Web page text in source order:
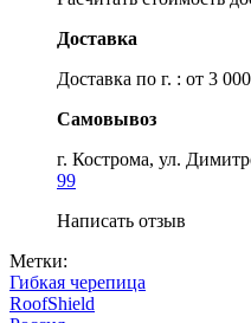
Доставка
Доставка по г. : от 3
Самовывоз
г. Кострома, ул.
99
Написать отзыв
Метки:
Гибкая черепица
RoofShield